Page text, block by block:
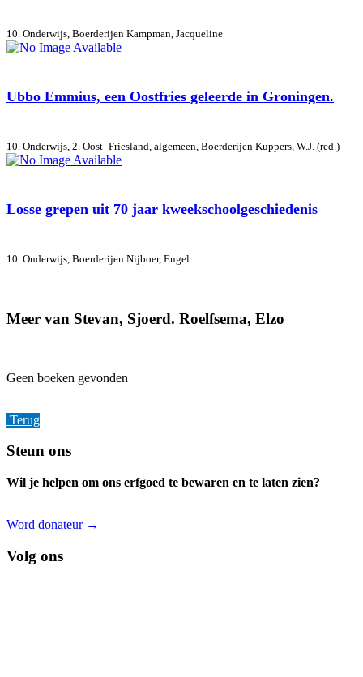
10. Onderwijs, Boerderijen Kampman, Jacqueline
Ubbo Emmius, een Oostfries geleerde in Groningen.
10. Onderwijs, 2. Oost_Friesland, algemeen, Boerderijen Kuppers, W.J. (red.)
Losse grepen uit 70 jaar kweekschoolgeschiedenis
10. Onderwijs, Boerderijen Nijboer, Engel
Meer van Stevan, Sjoerd. Roelfsema, Elzo
Geen boeken gevonden
Terug
Footer
Steun ons
Wil je helpen om ons erfgoed te bewaren en te laten zien?
Word donateur →
Volg ons